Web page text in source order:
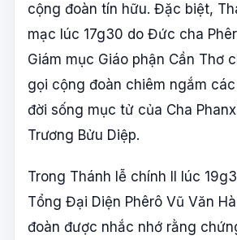
cộng đoàn tín hữu. Đặc biệt,
mạc lúc 17g30 do Đức cha
Giám mục Giáo phận Cần Thơ
gọi cộng đoàn chiêm ngắm
đời sống mục tử của Cha
Trương Bửu Diệp.
Trong Thánh lễ chính II lúc
Tổng Đại Diện Phêrô Vũ Văn
đoàn được nhắc nhớ rằng